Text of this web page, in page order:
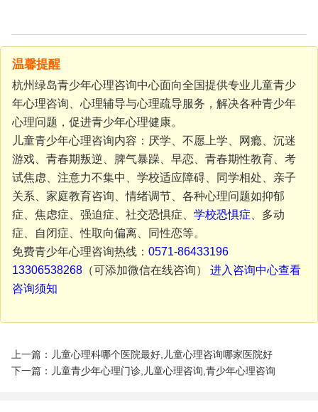
温馨提醒
杭州绿岛青少年心理咨询中心面向全国提供专业儿童青少
年心理咨询、心理辅导与心理疏导服务，解决各种青少年
心理问题，促进青少年心理健康。
儿童青少年心理咨询内容：厌学、不愿上学、网瘾、沉迷
游戏、青春期叛逆、脾气暴躁、早恋、青春期性教育、考
试焦虑、注意力不集中、学校适应障碍、同学相处、亲子
关系、家庭教育咨询、情绪调节、各种心理问题如抑郁
症、焦虑症、强迫症、社交恐惧症、 学校恐惧症 、多动
症、自闭症、性取向偏离、同性恋等。
免费青少年心理咨询热线： 0571-86433196
13306538268（可添加微信在线咨询） 进入咨询中心查看
咨询须知
上一篇：儿童心理科哪个医院最好,儿童心理咨询哪家医院好
下一篇：儿童青少年心理门诊,儿童心理咨询,青少年心理咨询